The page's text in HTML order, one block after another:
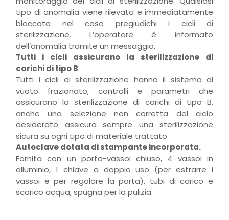
tipo di anomalia viene rilevata e immediatamente
bloccata nel caso pregiudichi i cicli di
sterilizzazione. L’operatore è informato
dell’anomalia tramite un messaggio.
Tutti i cicli assicurano la sterilizzazione di
carichi di tipo B
Tutti i cicli di sterilizzazione hanno il sistema di
vuoto frazionato, controlli e parametri che
assicurano la sterilizzazione di carichi di tipo B.
anche una selezione non corretta del ciclo
desiderato assicura sempre una sterilizzazione
sicura su ogni tipo di materiale trattato.
Autoclave dotata di stampante incorporata.
Fornita con un porta-vassoi chiuso, 4 vassoi in
alluminio, 1 chiave a doppio uso (per estrarre i
vassoi e per regolare la porta), tubi di carico e
scarico acqua, spugna per la pulizia.